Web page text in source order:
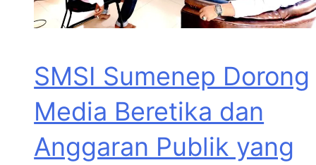
SMSI Sumenep Dorong
Media Beretika dan
Anggaran Publik yang